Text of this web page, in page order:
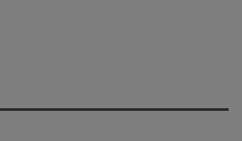
& ERLEBEN